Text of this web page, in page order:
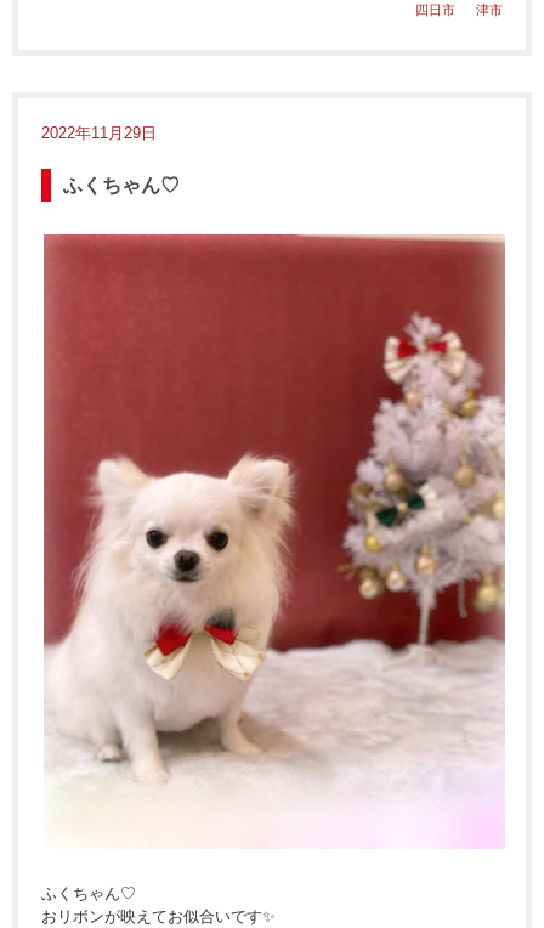
四日市
津市
2022年11月29日
ふくちゃん♡
ふくちゃん♡
おリボンが映えてお似合いです✨